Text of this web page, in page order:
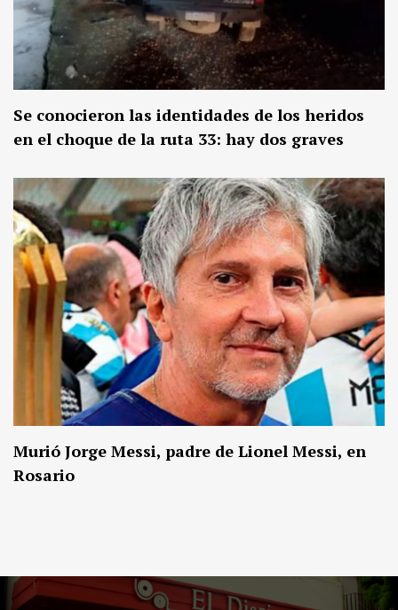
Se conocieron las identidades de los heridos
en el choque de la ruta 33: hay dos graves
Murió Jorge Messi, padre de Lionel Messi, en
Rosario